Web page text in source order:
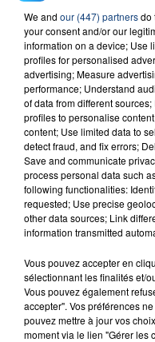
23 juillet 2026
INCENDIE
SON BÉBÉ ENTRE
Un homme s'est
aspergé sa
d'un liquide
20 juillet 2026
We and our (447) partnersdo
your consent and/or our
information on a device; Use
profiles for personalised
advertising; Measure
performance; Understand
of data from different
profiles to personalise
content; Use limited data to
detect fraud, and fix errors;
Save and communicate
process personal data such
following functionalities:
requested; Use precise
other data sources; Link
information transmitted
Vous pouvez accepter en
sélectionnant les finalités et/
Vous pouvez également
accepter". Vos préférences
pouvez mettre à jour vos
moment via le lien "Gérer les